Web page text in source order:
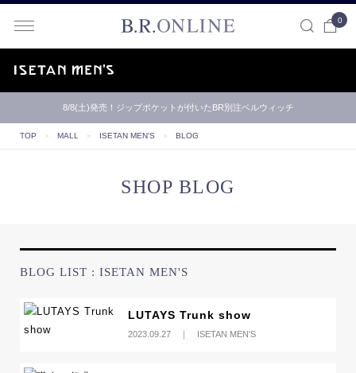
0
8/8(土)発売！ジップポケットが付いたBR別注ベルウィッチ
TOP ＞ MALL ＞ ISETAN MEN'S ＞ BLOG
SHOP BLOG
BLOG LIST : ISETAN MEN'S
LUTAYS Trunk show
2023.09.27 ｜ ISETAN MEN'S